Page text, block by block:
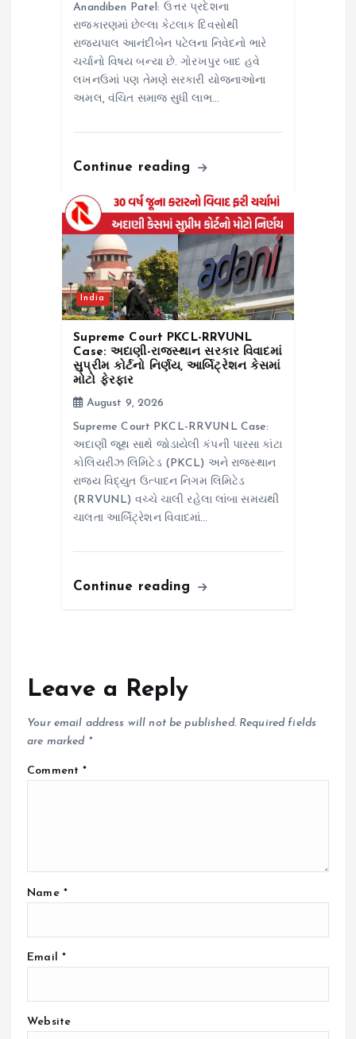
Anandiben Patel: ઉત્તર પ્રદેશના
રાજકારણમાં છેલ્લા કેટલાક દિવસોથી
રાજ્યપાલ આનંદીબેન પટેલના નિવેદનો ભારે
ચર્ચાનો વિષય બન્યા છે. ગોરખપુર બાદ હવે
લખનઉમાં પણ તેમણે સરકારી યોજનાઓના
અમલ, વંચિત સમાજ સુધી લાભ…
Continue reading
India
Supreme Court PKCL-RRVUNL
Case: અદાણી-રાજસ્થાન સરકાર વિવાદમાં
સુપ્રીમ કોર્ટનો નિર્ણય, આર્બિટ્રેશન કેસમાં
મોટો ફેરફાર
August 9, 2026
Supreme Court PKCL-RRVUNL Case:
અદાણી જૂથ સાથે જોડાયેલી કંપની પારસા કાંટા
કોલિયરીઝ લિમિટેડ (PKCL) અને રાજસ્થાન
રાજ્ય વિદ્યુત ઉત્પાદન નિગમ લિમિટેડ
(RRVUNL) વચ્ચે ચાલી રહેલા લાંબા સમયથી
ચાલતા આર્બિટ્રેશન વિવાદમાં…
Continue reading
Leave a Reply
Your email address will not be published. Required fields
are marked *
Comment*
Name *
Email *
Website